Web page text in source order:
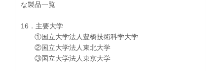
な製品一覧
16．主要大学
①国立大学法人豊橋技術科学大学
②国立大学法人東北大学
③国立大学法人東京大学